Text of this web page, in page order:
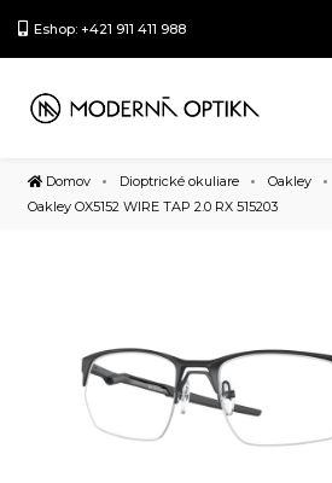
Eshop: +421 911 411 988
Domov Dioptrické okuliare
Oakley
Oakley OX5152 WIRE TAP 2.0 RX 515203